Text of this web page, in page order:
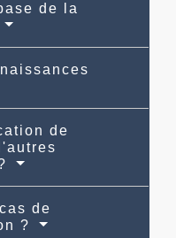
de la
de
de
?